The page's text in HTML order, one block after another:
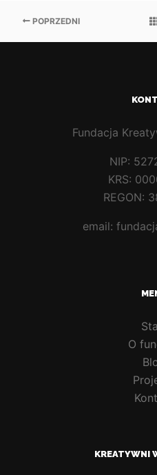
POPRZEDNI
Fundacja
NIP:
KRS:
REGON:
email:
O
KREATYWNI